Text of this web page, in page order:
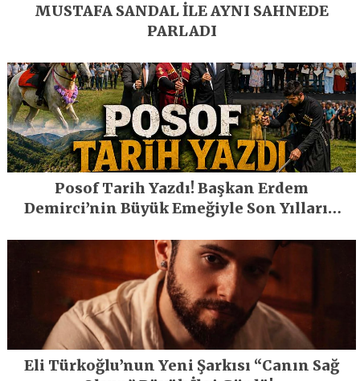
MUSTAFA SANDAL İLE AYNI SAHNEDE
PARLADI
Posof Tarih Yazdı! Başkan Erdem
Demirci’nin Büyük Emeğiyle Son Yılların
Eli Türkoğlu’nun Yeni Şarkısı “Canın Sağ